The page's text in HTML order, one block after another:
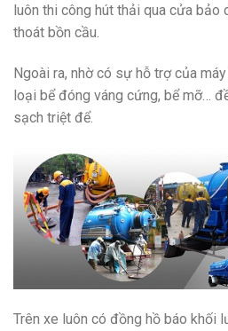
luôn thi công hút thải qua cửa bảo
thoát bồn cầu.
Ngoài ra, nhờ có sự hỗ trợ của
loại bể đóng váng cứng, bể mỡ…
sạch triệt để.
Trên xe luôn có đồng hồ báo khối